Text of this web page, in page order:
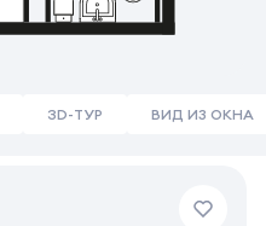
3D-ТУР ВИД ИЗ ОКНА